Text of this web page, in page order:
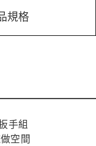
規格
手組
空間